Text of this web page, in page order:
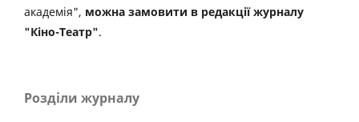
академія", можна замовити в редакції журналу
"Кіно-Театр".
Розділи журналу